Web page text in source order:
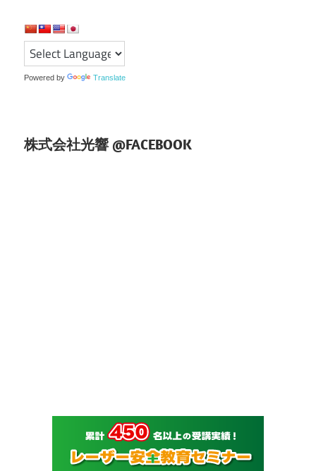
ー
シ
ョ
Powered by Translate
株式会社光響 @FACEBOOK